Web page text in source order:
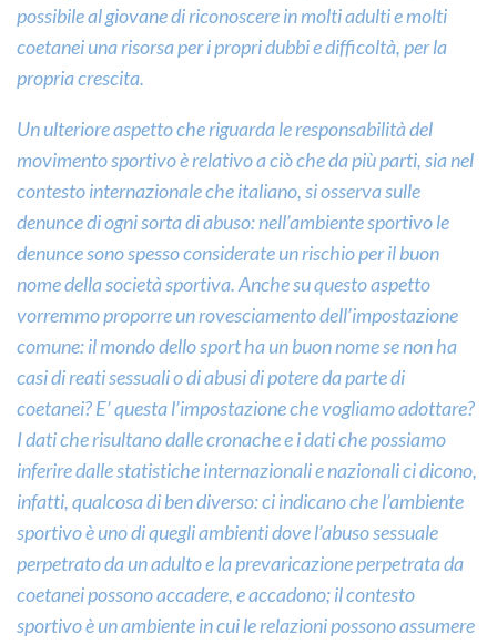
possibile al giovane di riconoscere in molti adulti e molti
coetanei una risorsa per i propri dubbi e difficoltà, per la
propria crescita.
Un ulteriore aspetto che riguarda le responsabilità del
movimento sportivo è relativo a ciò che da più parti, sia nel
contesto internazionale che italiano, si osserva sulle
denunce di ogni sorta di abuso: nell’ambiente sportivo le
denunce sono spesso considerate un rischio per il buon
nome della società sportiva. Anche su questo aspetto
vorremmo proporre un rovesciamento dell’impostazione
comune: il mondo dello sport ha un buon nome se non ha
casi di reati sessuali o di abusi di potere da parte di
coetanei? E’ questa l’impostazione che vogliamo adottare?
I dati che risultano dalle cronache e i dati che possiamo
inferire dalle statistiche internazionali e nazionali ci dicono,
infatti, qualcosa di ben diverso: ci indicano che l’ambiente
sportivo è uno di quegli ambienti dove l’abuso sessuale
perpetrato da un adulto e la prevaricazione perpetrata da
coetanei possono accadere, e accadono; il contesto
sportivo è un ambiente in cui le relazioni possono assumere